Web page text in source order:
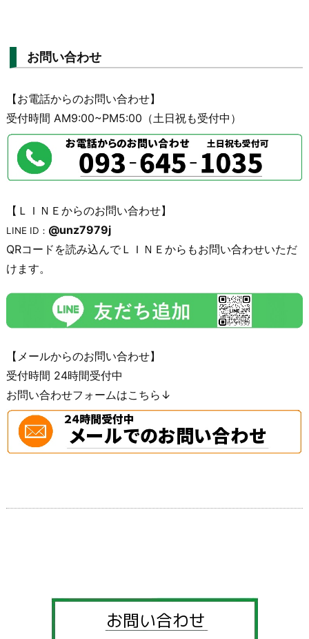
お問い合わせ
【お電話からのお問い合わせ】
受付時間 AM9:00~PM5:00（土日祝も受付中）
【ＬＩＮＥからのお問い合わせ】
LINE ID： @unz7979j
QRコードを読み込んでＬＩＮＥからもお問い合わせいただ
けます。
【メールからのお問い合わせ】
受付時間 24時間受付中
お問い合わせフォームはこちら↓